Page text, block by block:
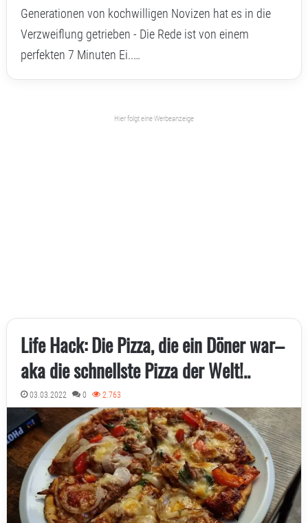
Generationen von kochwilligen Novizen hat es in die
Verzweiflung getrieben - Die Rede ist von einem
perfekten 7 Minuten Ei..…
Hier folgt eine Werbeanzeige
Life Hack: Die Pizza, die ein Döner war–
aka die schnellste Pizza der Welt!..
03.03.2022 0 2.763